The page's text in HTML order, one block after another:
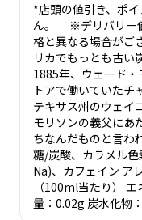
*店頭の値引き、ポ
ん。 ※デリバリー
格と異なる場合がご
リカでもっとも古い
1885年、ウェード
トアで働いていたチ
テキサス州のウェイ
モリソンの義父にあ
ちなんだものと言わ
糖/炭酸、カラメル
Na)、カフェイン ア
（100ml当たり）
量：0.02g 炭水化物